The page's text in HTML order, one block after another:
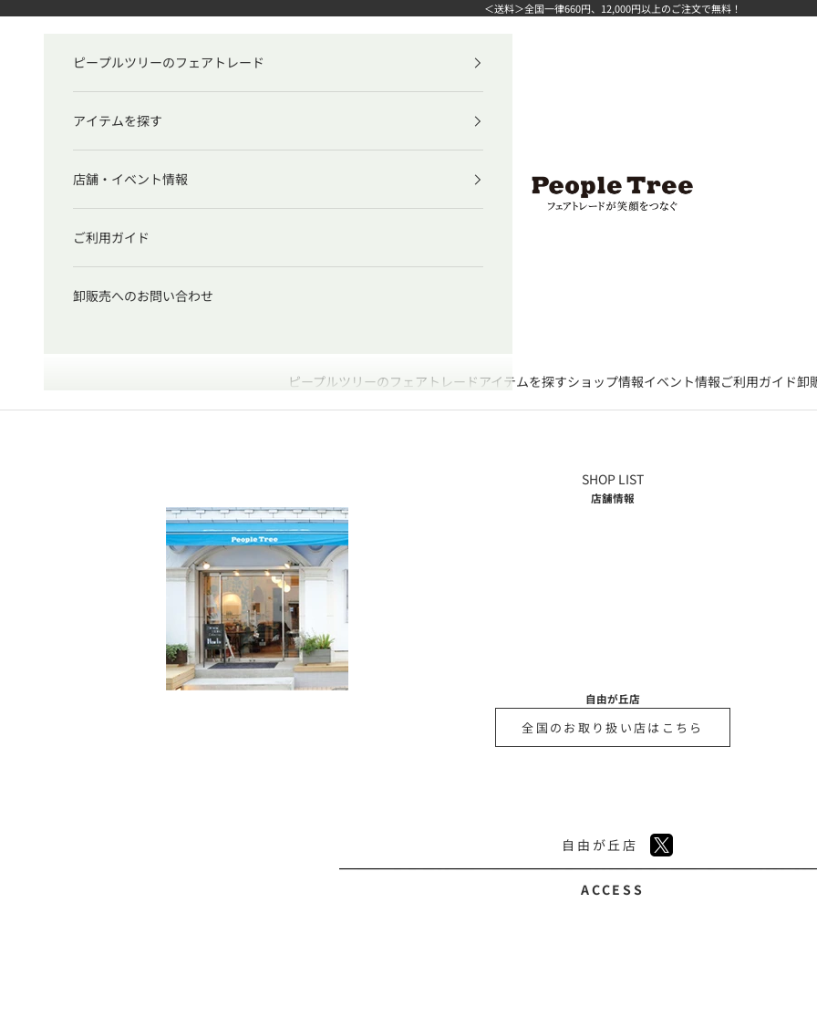
＜送料＞全国一律660円、12,000円以上のご注文で無料！
ピープルツリー公式オンラインショップ
ピープルツリーのフェアトレード アイテムを探すショップ情報イベント情報ご利用ガイド卸
ピープルツリーのフェアトレード
アイテムを探す
店舗・イベント情報
ご利用ガイド
卸販売へのお問い合わせ
SHOP LIST
店舗情報
自由が丘店
全国のお取り扱い店はこちら
自由が丘店
ACCESS